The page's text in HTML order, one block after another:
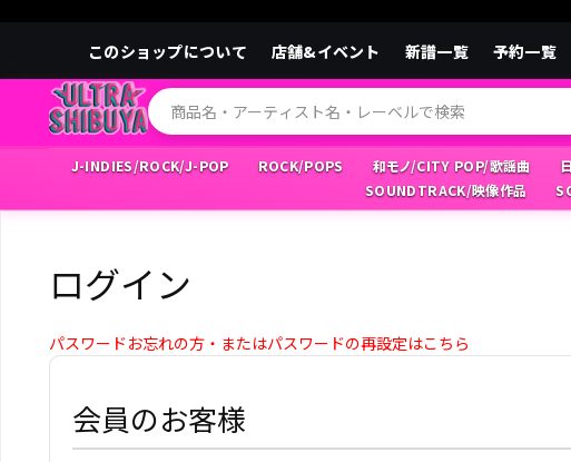
このショップについて 店舗&イベント 新譜一覧 予約一覧
J-INDIES/ROCK/J-POP ROCK/POPS 和モノ/CITY POP/歌謡曲
SOUNDTRACK/映像作品
ログイン
パスワードお忘れの方・またはパスワードの再設定はこちら
会員のお客様